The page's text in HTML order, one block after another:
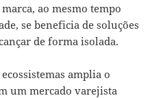
ao mesmo tempo
se beneficia de soluções
de forma isolada.
amplia o
um mercado varejista